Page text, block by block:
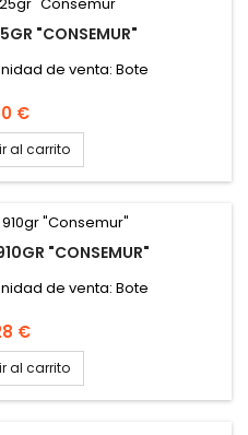
"CONSEMUR"
de venta: Bote
€
al carrito
"CONSEMUR"
de venta: Bote
€
al carrito